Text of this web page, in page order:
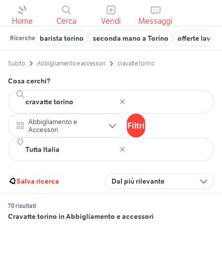
Home Cerca Vendi Messaggi
Ricerche barista torino seconda mano a Torino offerte
Subito Abbigliamento e accessori cravatte torino
Cosa cerchi?
Abbigliamento e
Accessori
Filtri
Salva ricerca Dal più rilevante
70 risultati
Cravatte torino in Abbigliamento e accessori